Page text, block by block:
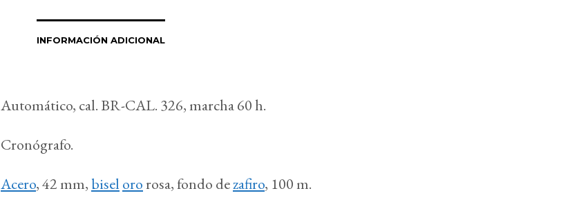
INFORMACIÓN ADICIONAL
Automático, cal. BR-CAL. 326, marcha 60 h.
Cronógrafo.
Acero, 42 mm, bisel oro rosa, fondo dezafiro, 100 m.